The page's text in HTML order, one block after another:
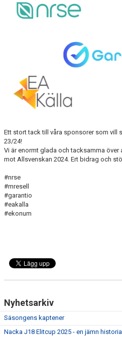
LAGSPONSORER
TABELL J18 REGIONAL ÖST
Ett stort tack till våra sponsorer som vill
23/24!
Vi är enormt glada och tacksamma
mot Allsvenskan 2024. Ert bidrag och
#nrse
#mresell
#garantio
#eakalla
#ekonum
Nyhetsarkiv
Säsongens kaptener
Nacka J18 Elitcup 2025 - en jämn historia